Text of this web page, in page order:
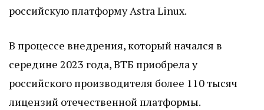
российскую платформу Astra Linux.
В процессе внедрения, который начался в
середине 2023 года, ВТБ приобрела у
российского производителя более 110 тысяч
лицензий отечественной платформы.